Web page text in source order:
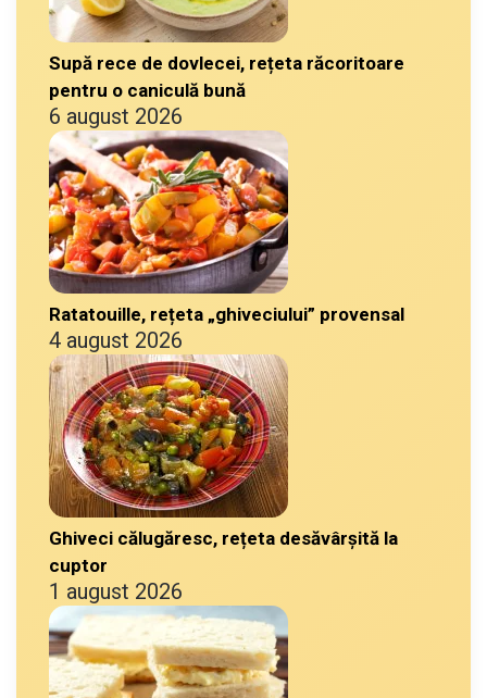
Supă rece de dovlecei, rețeta răcoritoare
pentru o caniculă bună
6 august 2026
Ratatouille, rețeta „ghiveciului” provensal
4 august 2026
Ghiveci călugăresc, rețeta desăvârșită la
cuptor
1 august 2026